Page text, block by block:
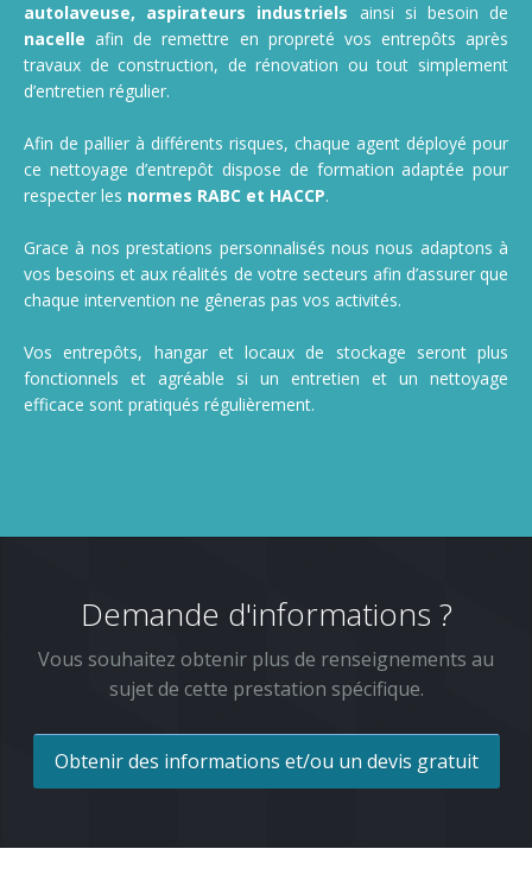
autolaveuse, aspirateurs industriels ainsi si besoin de
nacelle afin de remettre en propreté vos entrepôts après
travaux de construction, de rénovation ou tout simplement
d’entretien régulier.
Afin de pallier à différents risques, chaque agent déployé pour
ce nettoyage d’entrepôt dispose de formation adaptée pour
respecter les normes RABC et HACCP.
Grace à nos prestations personnalisés nous nous adaptons à
vos besoins et aux réalités de votre secteurs afin d’assurer que
chaque intervention ne gêneras pas vos activités.
Vos entrepôts, hangar et locaux de stockage seront plus
fonctionnels et agréable si un entretien et un nettoyage
efficace sont pratiqués régulièrement.
Demande d'informations ?
Vous souhaitez obtenir plus de renseignements au
sujet de cette prestation spécifique.
Obtenir des informations et/ou un devis gratuit